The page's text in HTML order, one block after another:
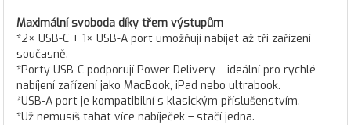
Maximální svoboda díky třem výstupům
*2× USB-C + 1× USB-A port umožňují nabíjet až tři zařízení
současně.
*Porty USB-C podporují Power Delivery – ideální pro rychlé
nabíjení zařízení jako MacBook, iPad nebo ultrabook.
*USB-A port je kompatibilní s klasickým příslušenstvím.
*Už nemusíš tahat více nabíječek – stačí jedna.